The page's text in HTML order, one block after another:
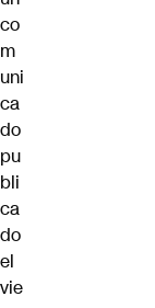
co
m
uni
ca
do
pu
bli
ca
do
el
vie